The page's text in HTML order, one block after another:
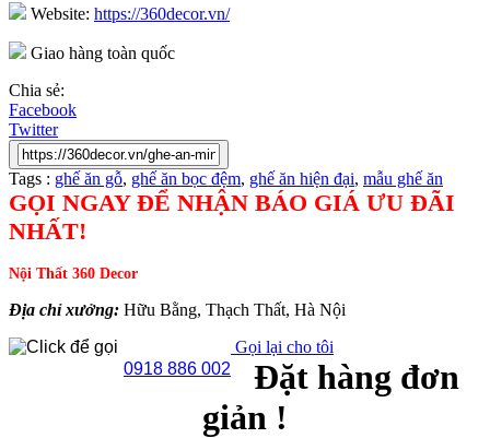
Website: https://360decor.vn/
Giao hàng toàn quốc
Chia sẻ:
Facebook
Twitter
Tags : ghế ăn gỗ, ghế ăn bọc đệm, ghế ăn hiện đại, mẫu ghế ăn
GỌI NGAY ĐỂ NHẬN BÁO GIÁ ƯU ĐÃI
NHẤT!
Nội Thất 360 Decor
Địa chỉ xưởng: Hữu Bằng, Thạch Thất, Hà Nội
0918 886 002
Gọi lại cho tôi
Đặt hàng đơn
giản !